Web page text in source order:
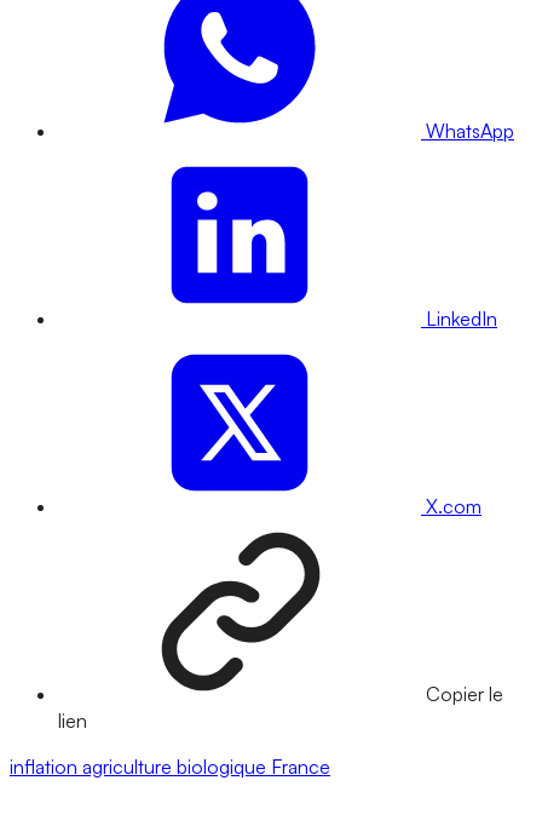
WhatsApp
LinkedIn
X.com
Copier le
lien
inflation agriculture biologique France